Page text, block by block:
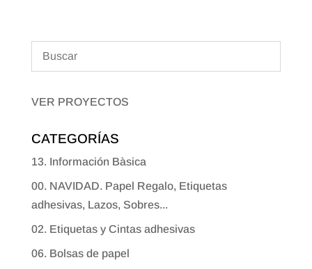
VER PROYECTOS
CATEGORÍAS
13. Información Bàsica
00. NAVIDAD. Papel Regalo, Etiquetas
adhesivas, Lazos, Sobres...
02. Etiquetas y Cintas adhesivas
06. Bolsas de papel